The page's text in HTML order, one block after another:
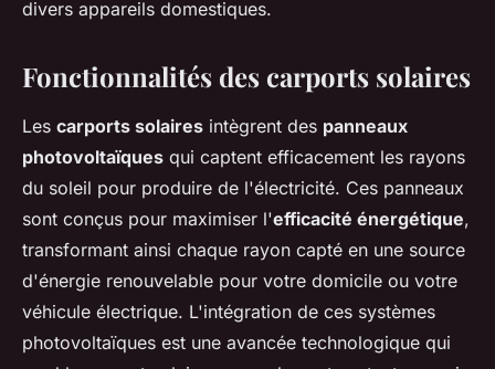
divers appareils domestiques.
Fonctionnalités des carports solaires
Les carports solaires intègrent des panneaux
photovoltaïques qui captent efficacement les rayons
du soleil pour produire de l'électricité. Ces panneaux
sont conçus pour maximiser l'efficacité énergétique,
transformant ainsi chaque rayon capté en une source
d'énergie renouvelable pour votre domicile ou votre
véhicule électrique. L'intégration de ces systèmes
photovoltaïques est une avancée technologique qui